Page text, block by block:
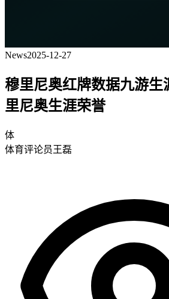
News2025-12-27
穆里尼奥红牌数据九游生
里尼奥生涯荣誉
体
体育评论员王磊